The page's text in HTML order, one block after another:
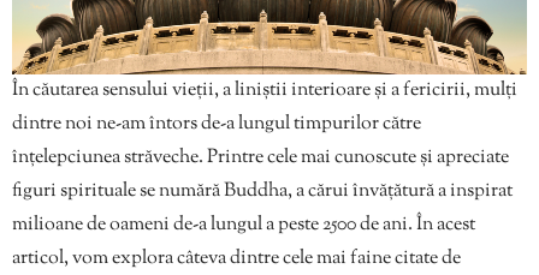
În căutarea sensului vieții, a liniștii interioare și a fericirii, mulți
dintre noi ne-am întors de-a lungul timpurilor către
înțelepciunea străveche. Printre cele mai cunoscute și apreciate
figuri spirituale se numără Buddha, a cărui învățătură a inspirat
milioane de oameni de-a lungul a peste 2500 de ani. În acest
articol, vom explora câteva dintre cele mai faine citate de